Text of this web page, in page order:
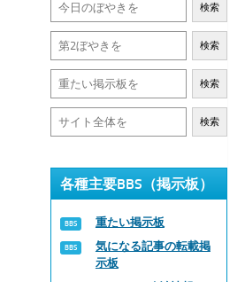
検索
検索
検索
検索
各種主要BBS（掲示板）
重たい掲示板
気になる記事の転載掲
示板